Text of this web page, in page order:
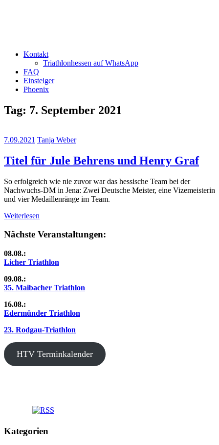
Kontakt
Triathlonhessen auf WhatsApp
FAQ
Einsteiger
Phoenix
Tag: 7. September 2021
7.09.2021 Tanja Weber
Titel für Jule Behrens und Henry Graf
So erfolgreich wie nie zuvor war das hessische Team bei der
Nachwuchs-DM in Jena: Zwei Deutsche Meister, eine Vizemeisterin
und vier Medaillenränge im Team.
Weiterlesen
Nächste Veranstaltungen:
08.08.:
Licher Triathlon
09.08.:
35. Maibacher Triathlon
16.08.:
Edermünder Triathlon
23. Rodgau-Triathlon
HTV Terminkalender
Kategorien